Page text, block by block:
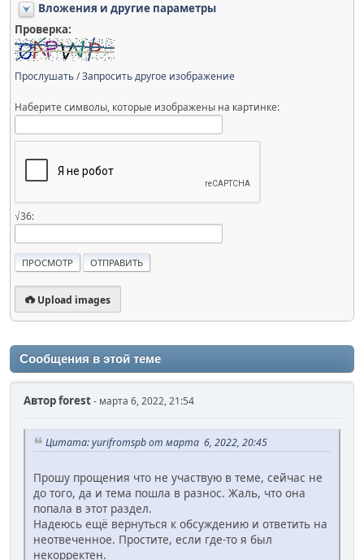
Вложения и другие параметры
Проверка:
Прослушать/Запросить другое изображение
Наберите символы, которые изображены на картинке:
√36:
Upload images
Сообщения в этой теме
Авторforest- марта 6, 2022, 21:54
Цитата: yurifromspb от марта 6, 2022, 20:45
Прошу прощения что не участвую в теме, сейчас не
до того, да и тема пошла в разнос. Жаль, что она
попала в этот раздел.
Надеюсь ещё вернуться к обсуждению и ответить на
неотвеченное. Простите, если где-то я был
некорректен.